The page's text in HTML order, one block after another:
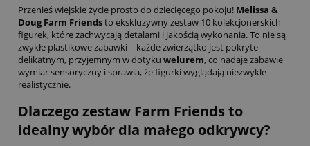
Przenieś wiejskie życie prosto do dziecięcego pokoju! Melissa &
Doug Farm Friendsto ekskluzywny zestaw 10 kolekcjonerskich
figurek, które zachwycają detalami i jakością wykonania. To nie są
zwykłe plastikowe zabawki – każde zwierzątko jest pokryte
delikatnym, przyjemnym w dotyku welurem, co nadaje zabawie
wymiar sensoryczny i sprawia, że figurki wyglądają niezwykle
realistycznie.
Dlaczego zestaw Farm Friends to
idealny wybór dla małego odkrywcy?